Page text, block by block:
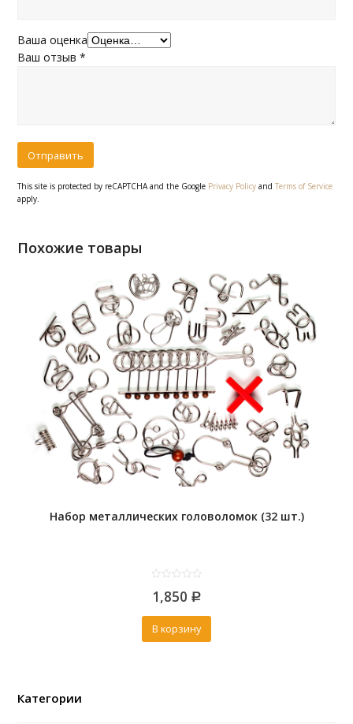
Ваша оценка
Ваш отзыв*
This site is protected by reCAPTCHA and the Google Privacy Policy andTerms of Service
apply.
Похожие товары
Набор металлических головоломок (32 шт.)
out
5
1,850 Р
В корзину
Категории